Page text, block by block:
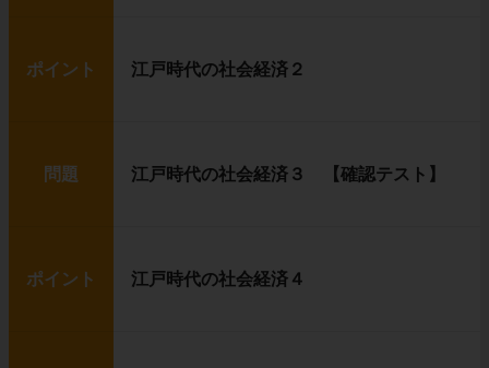
ポイント 江戸時代の社会経済２
問題 江戸時代の社会経済３ 【確認テスト】
ポイント 江戸時代の社会経済４